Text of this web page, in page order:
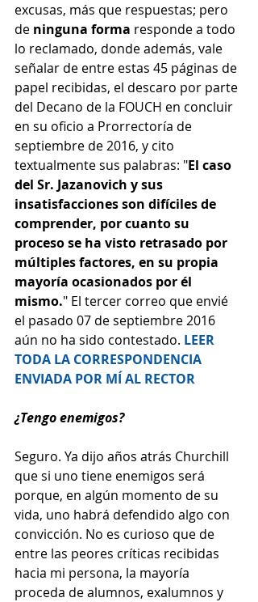
excusas, más que respuestas; pero
de ninguna forma responde a todo
lo reclamado, donde además, vale
señalar de entre estas 45 páginas de
papel recibidas, el descaro por parte
del Decano de la FOUCH en concluir
en su oficio a Prorrectoría de
septiembre de 2016, y cito
textualmente sus palabras: "El caso
del Sr. Jazanovich y sus
insatisfacciones son difíciles de
comprender, por cuanto su
proceso se ha visto retrasado por
múltiples factores, en su propia
mayoría ocasionados por él
mismo." El tercer correo que envié
el pasado 07 de septiembre 2016
aún no ha sido contestado. LEER
TODA LA CORRESPONDENCIA
ENVIADA POR MÍ AL RECTOR
¿Tengo enemigos?
Seguro. Ya dijo años atrás Churchill
que si uno tiene enemigos será
porque, en algún momento de su
vida, uno habrá defendido algo con
convicción. No es curioso que de
entre las peores críticas recibidas
hacia mi persona, la mayoría
proceda de alumnos, exalumnos y